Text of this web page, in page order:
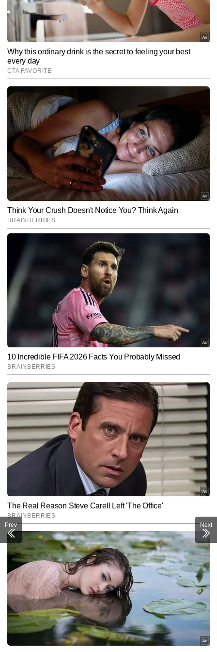
Hindi News India
अनुराग गुप्ता
अनुराग गुप्ता टाइम्स नाउ नवभारत डिजिटल में सीनियर कॉपी एडिटर के रूप में
कार्यरत हैं और मीडिया में 9 वर्षों का अनुभव रखते हैं। जर्नलिज़्म में मास्टर्स डिग्री
हासिल करने के बाद से ही वे न्यूजरूम के विभिन्न आयामों—कॉपी एडिटिंग, कंटेंट
क्यूरेशन और रियल-टाइम न्यूज मॉनिटरिंग में दक्षता के साथ काम कर रहे हैं।
राष्ट्रीय, अंतरराष्ट्रीय और ब्रेकिंग न्यूज पर उनकी मजबूत पकड़ है। अनुराग खबरों
की बारीकियों को समझने, फैक्ट चेकिंग और स्टोरी के अहम पहलुओं को पाठकों तक
सरल भाषा में पहुंचाने के लिए जाने जाते हैं। उन्होंने अब तक 10 हजार से अधिक
खबरें प्रकाशित की हैं, जिनमें ब्रेकिंग अपडेट्स, एनालिटिकल कंटेंट, स्पेशल
स्टोरीज और न्यूज एक्सप्लेनर्स शामिल हैं।
और पढ़ें
Follow Us:
Subscribe to our daily Newsletter!
SUBMIT
Prev Next